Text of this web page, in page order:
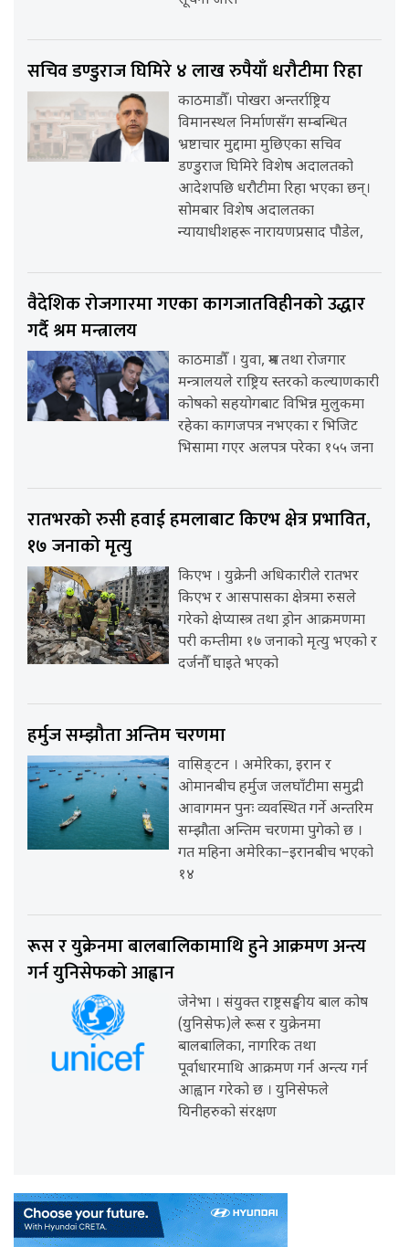
सचिव डण्डुराज घिमिरे ४ लाख रुपैयाँ धरौटीमा रिहा
काठमाडौँ। पोखरा अन्तर्राष्ट्रिय
विमानस्थल निर्माणसँग सम्बन्धित
भ्रष्टाचार मुद्दामा मुछिएका सचिव
डण्डुराज घिमिरे विशेष अदालतको
आदेशपछि धरौटीमा रिहा भएका छन्।
सोमबार विशेष अदालतका
न्यायाधीशहरू नारायणप्रसाद पौडेल,
वैदेशिक रोजगारमा गएका कागजातविहीनको उद्धार
गर्दै श्रम मन्त्रालय
काठमाडौँ । युवा, श्रम तथा रोजगार
मन्त्रालयले राष्ट्रिय स्तरको कल्याणकारी
कोषको सहयोगबाट विभिन्न मुलुकमा
रहेका कागजपत्र नभएका र भिजिट
भिसामा गएर अलपत्र परेका १५५ जना
रातभरको रुसी हवाई हमलाबाट किएभ क्षेत्र प्रभावित,
१७ जनाको मृत्यु
किएभ । युक्रेनी अधिकारीले रातभर
किएभ र आसपासका क्षेत्रमा रुसले
गरेको क्षेप्यास्त्र तथा ड्रोन आक्रमणमा
परी कम्तीमा १७ जनाको मृत्यु भएको र
दर्जनौँ घाइते भएको
हर्मुज सम्झौता अन्तिम चरणमा
वासिङ्टन । अमेरिका, इरान र
ओमानबीच हर्मुज जलघाँटीमा समुद्री
आवागमन पुनः व्यवस्थित गर्ने अन्तरिम
सम्झौता अन्तिम चरणमा पुगेको छ ।
गत महिना अमेरिका–इरानबीच भएको
१४
रूस र युक्रेनमा बालबालिकामाथि हुने आक्रमण अन्त्य
गर्न युनिसेफको आह्वान
जेनेभा । संयुक्त राष्ट्रसङ्घीय बाल कोष
(युनिसेफ)ले रूस र युक्रेनमा
बालबालिका, नागरिक तथा
पूर्वाधारमाथि आक्रमण गर्न अन्त्य गर्न
आह्वान गरेको छ । युनिसेफले
यिनीहरुको संरक्षण